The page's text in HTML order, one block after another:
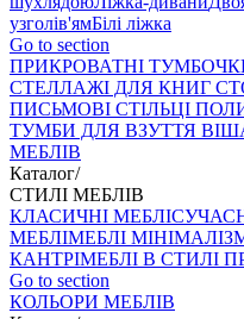
узголів'ямБілі ліжка
Go to section
ПРИКРОВАТНІ
СТЕЛЛАЖІ ДЛЯ КНИГ
ПИСЬМОВІ СТІЛЬЦI
ТУМБИ ДЛЯ ВЗУТТЯ
МЕБЛІВ
Каталог/
СТИЛІ МЕБЛІВ
КЛАСИЧНІ МЕБЛІ
МЕБЛІМЕБЛІ
КАНТРІМЕБЛІ В СТИЛІ
Go to section
КОЛЬОРИ МЕБЛІВ